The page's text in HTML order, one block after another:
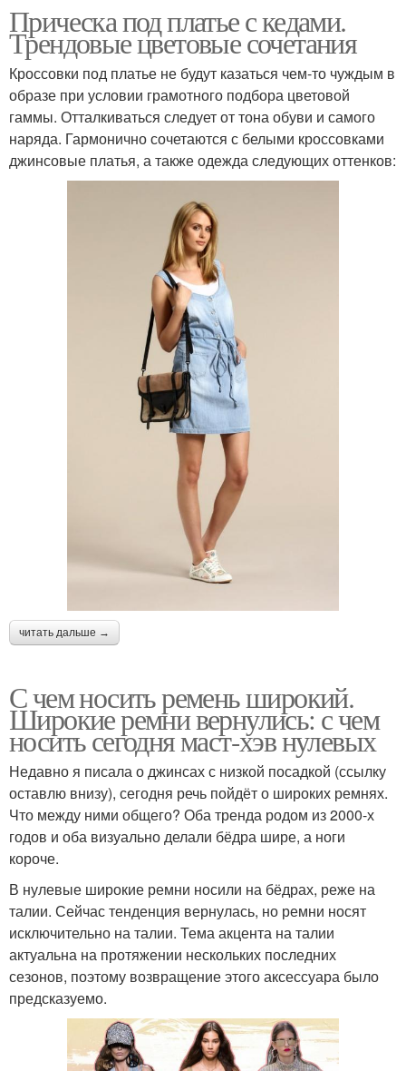
Прическа под платье с кедами.
Трендовые цветовые сочетания
Кроссовки под платье не будут казаться чем-то чуждым в
образе при условии грамотного подбора цветовой
гаммы. Отталкиваться следует от тона обуви и самого
наряда. Гармонично сочетаются с белыми кроссовками
джинсовые платья, а также одежда следующих оттенков:
читать дальше →
С чем носить ремень широкий.
Широкие ремни вернулись: с чем
носить сегодня маст-хэв нулевых
Недавно я писала о джинсах с низкой посадкой (ссылку
оставлю внизу), сегодня речь пойдёт о широких ремнях.
Что между ними общего? Оба тренда родом из 2000-х
годов и оба визуально делали бёдра шире, а ноги
короче.
В нулевые широкие ремни носили на бёдрах, реже на
талии. Сейчас тенденция вернулась, но ремни носят
исключительно на талии. Тема акцента на талии
актуальна на протяжении нескольких последних
сезонов, поэтому возвращение этого аксессуара было
предсказуемо.